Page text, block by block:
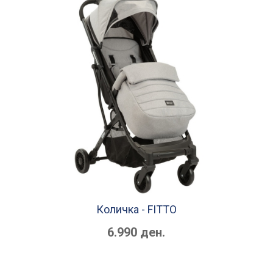
Количка - FITTO
6.990 ден.